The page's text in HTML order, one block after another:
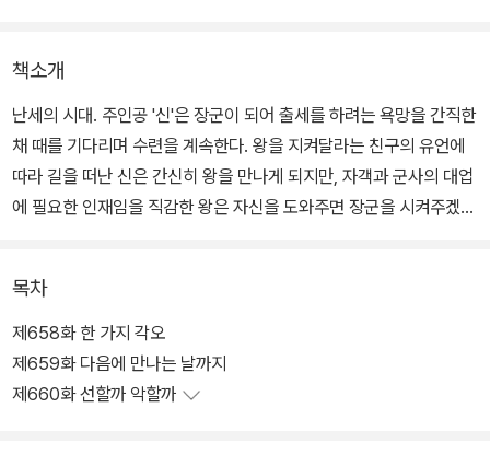
책소개
난세의 시대. 주인공 '신'은 장군이 되어 출세를 하려는 욕망을 간직한
채 때를 기다리며 수련을 계속한다. 왕을 지켜달라는 친구의 유언에
따라 길을 떠난 신은 간신히 왕을 만나게 되지만, 자객과 군사의 대업
에 필요한 인재임을 직감한 왕은 자신을 도와주면 장군을 시켜주겠다
년이 진시황을 이용하여 권력을 잡게 되는 과정이 독자들의 흥미를
불러 일으키는 작품.
목차
제658화 한 가지 각오
제659화 다음에 만나는 날까지
제660화 선할까 악할까